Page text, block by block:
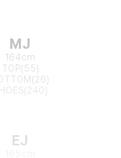
MJ
164cm
TOP(55)
EJ